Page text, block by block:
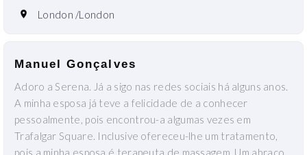
London /London
Manuel Gonçalves
Adoro a Serena. Já a sigo nas redes sociais há alguns anos.
A minha esposa já teve a felicidade de a conhecer
pessoalmente, pois encontrou-a algumas vezes em
Trafalgar Square. Inclusive ofereceu-lhe um tratamento,
pois a minha esposa é terapeuta de massagem. Um abraço